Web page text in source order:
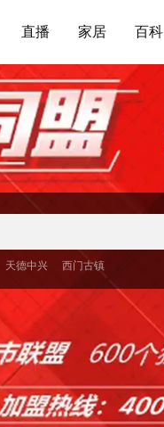
直播 家居 百科
天德中兴 西门古镇